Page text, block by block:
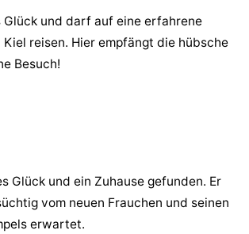
Glück und darf auf eine erfahrene
reisen. Hier empfängt die hübsche
Besuch!
Glück und ein Zuhause gefunden. Er
vom neuen Frauchen und seinen
erwartet.